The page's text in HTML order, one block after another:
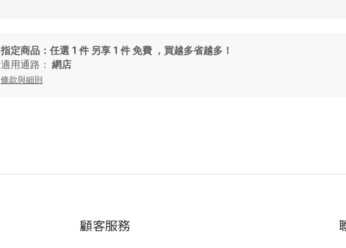
指定商品：任選 1 件 另享 1 件 免費 ，買越多省越多！
適用通路： 網店
條款與細則
顧客服務